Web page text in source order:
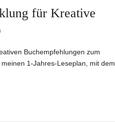
für Kreative
Buchempfehlungen zum
1-Jahres-Leseplan, mit dem